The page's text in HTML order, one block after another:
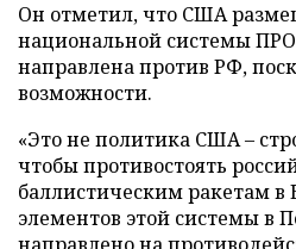
Он отметил, что США
национальной системы
направлена против РФ,
возможности.
«Это не политика США –
чтобы противостоять
баллистическим ракетам
элементов этой системы в